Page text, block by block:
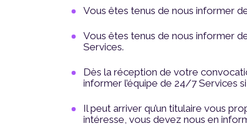
Vous êtes tenus de nous informer
Vous êtes tenus de nous informer
Services.
Dès la réception de votre
informer l’équipe de 24/7 Services
Il peut arriver qu’un titulaire vous
intéresse, vous devez nous en